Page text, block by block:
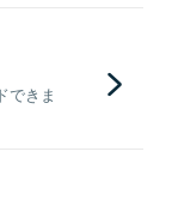
できま